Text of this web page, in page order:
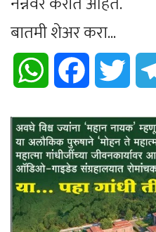
बातमी शेअर करा...
WhatsApp Facebook